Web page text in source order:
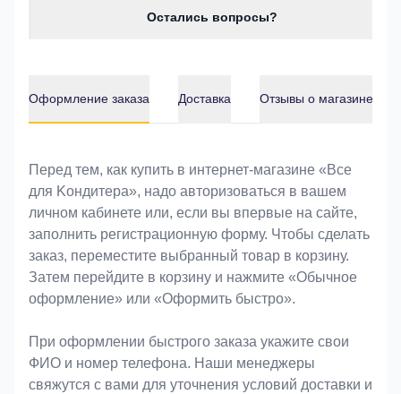
Остались вопросы?
Оформление заказа Доставка Отзывы о магазине
Оформление заказа
Перед тем, как купить в интернет-магазине «Bce
для Koндитeрa», надо авторизоваться в вашем
личном кабинете или, если вы впервые на сайте,
заполнить регистрационную форму. Чтобы сделать
заказ, переместите выбранный товар в корзину.
Затем перейдите в корзину и нажмите «Обычное
оформление» или «Оформить быстро».
При оформлении быстрого заказа укажите свои
ФИО и номер телефона. Наши менеджеры
свяжутся с вами для уточнения условий доставки и